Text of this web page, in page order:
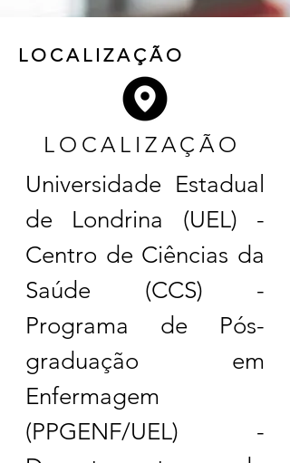
LOCALIZAÇÃO
LOCALIZAÇÃO
Universidade Estadual
de Londrina (UEL) -
Centro de Ciências da
Saúde (CCS) -
Programa de Pós-
graduação em
Enfermagem
(PPGENF/UEL) -